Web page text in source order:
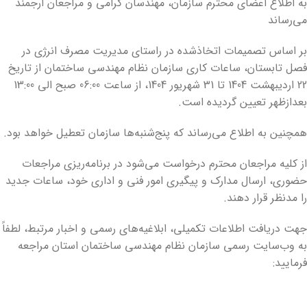
می‌رساند
بر اساس تصمیمات اتخاذشده در راستای مدیریت مصرف انرژی در
فصل تابستان، ساعات کاری سازمان نظام مهندسی ساختمان از تاریخ
22 اردیبهشت 1404 تا 31 شهریور 1404، از ساعت 06:00 صبح الی 13:00
بعدازظهر تعیین گردیده است.
همچنین به اطلاع می‌رساند که پنج‌شنبه‌ها سازمان تعطیل خواهد بود.
از کلیه مراجعان محترم درخواست می‌شود در برنامه‌ریزی مراجعات
حضوری، ارسال مدارک و پیگیری امور فنی و اداری خود، ساعات جدید
را مدنظر قرار دهند.
جهت دریافت اطلاعات تکمیلی، ابلاغیه‌های رسمی و اخبار مرتبط، لطفاً
به وب‌سایت رسمی سازمان نظام مهندسی ساختمان استان مراجعه
فرمایید: